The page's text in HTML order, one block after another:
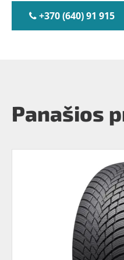
+370 (640) 91 915
Panašios